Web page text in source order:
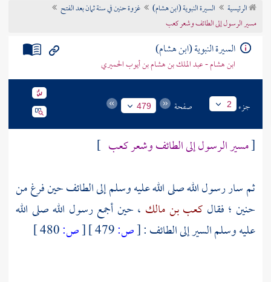
تراجم الأعلام
الرئيسية السيرة النبوية (ابن هشام)
غزوة حنين في سنة ثمان بعد الفتح
مسير الرسول إلى الطائف وشعر كعب
السيرة النبوية (ابن هشام)
ابن هشام - عبد الملك بن هشام بن أيوب الحميري
جزء 2 صفحة 479
[مسير الرسول إلى الطائف وشعر كعب ]
ثم سار رسول الله صلى الله عليه وسلم إلىالطائفحين فرغ من
حنين ؛ فقال كعب بن مالك ، حين أجمع رسول الله صلى الله
عليه وسلم السير إلىالطائف:
[ص: [ص: